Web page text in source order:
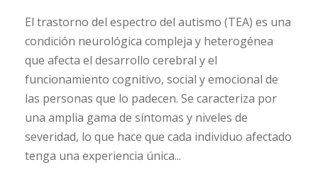
El trastorno del espectro del autismo (TEA) es una
condición neurológica compleja y heterogénea
que afecta el desarrollo cerebral y el
funcionamiento cognitivo, social y emocional de
las personas que lo padecen. Se caracteriza por
una amplia gama de síntomas y niveles de
severidad, lo que hace que cada individuo afectado
tenga una experiencia única...